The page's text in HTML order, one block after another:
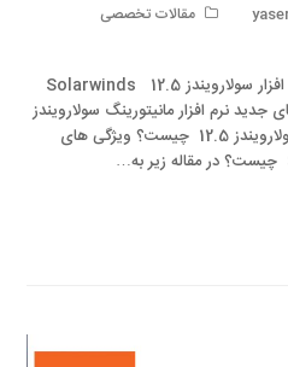
مقالات تخصصی
قابلیت ها ، ویژگی ها و تغییرات نرم افزار سولارویندز 12.5 Solarwinds
قابلیت های جدید نرم افزار مانیتورینگ سولارویندز
12.5 چیست؟ تغییرات نرم افزار سولارویندز 12.5 چیست؟ ویژگی های